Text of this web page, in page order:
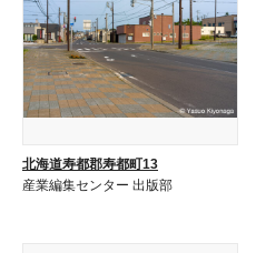
北海道寿都郡寿都町13
産業編集センター 出版部